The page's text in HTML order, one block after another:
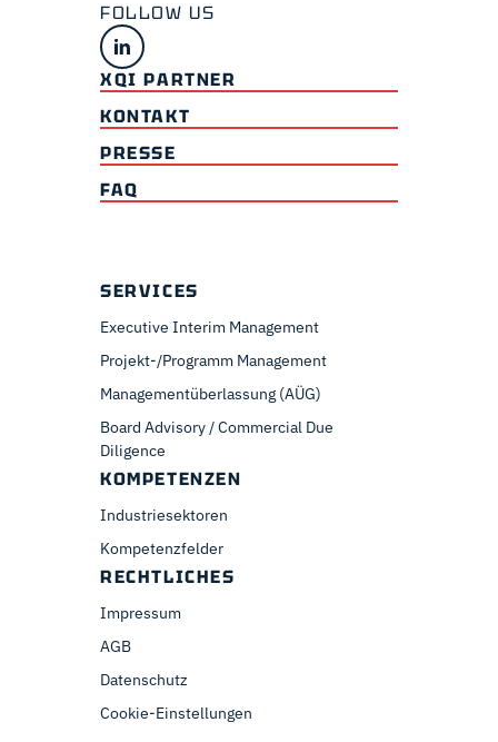
XQI PARTNER
KONTAKT
PRESSE
FAQ
SERVICES
Executive Interim Management
Projekt-/Programm Management
Managementüberlassung (AÜG)
Board Advisory / Commercial Due
Diligence
KOMPETENZEN
Industriesektoren
Kompetenzfelder
RECHTLICHES
Impressum
AGB
Datenschutz
Cookie-Einstellungen